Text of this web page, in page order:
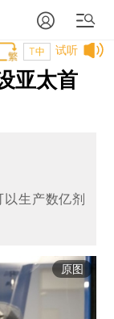
试听
T中
亚太首
生产数亿剂
原图